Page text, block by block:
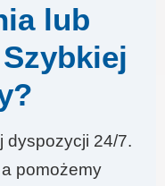
lub
dyspozycji 24/7.
pomożemy